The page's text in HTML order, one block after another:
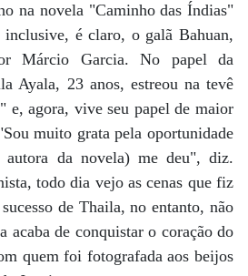
na novela "Caminho das Índias"
é claro, o galã Bahuan,
Márcio Garcia. No papel da
Ayala, 23 anos, estreou na tevê
e, agora, vive seu papel de maior
muito grata pela oportunidade
da novela) me deu", diz.
todo dia vejo as cenas que fiz
de Thaila, no entanto, não
acaba de conquistar o coração do
quem foi fotografada aos beijos